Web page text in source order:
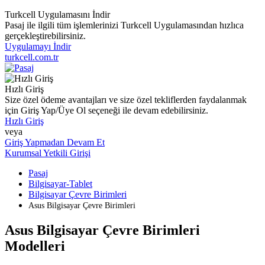
Turkcell Uygulamasını İndir
Pasaj ile ilgili tüm işlemlerinizi Turkcell Uygulamasından hızlıca
gerçekleştirebilirsiniz.
Uygulamayı İndir
turkcell.com.tr
Hızlı Giriş
Size özel ödeme avantajları ve size özel tekliflerden faydalanmak
için Giriş Yap/Üye Ol seçeneği ile devam edebilirsiniz.
Hızlı Giriş
veya
Giriş Yapmadan Devam Et
Kurumsal Yetkili Girişi
Pasaj
Bilgisayar-Tablet
Bilgisayar Çevre Birimleri
Asus Bilgisayar Çevre Birimleri
Asus Bilgisayar Çevre Birimleri
Modelleri